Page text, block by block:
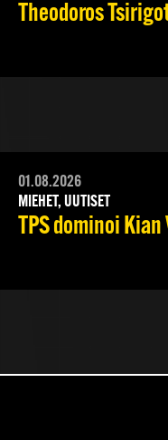
Theodoros
01.08.2026
MIEHET, UUTISET
TPS dominoi